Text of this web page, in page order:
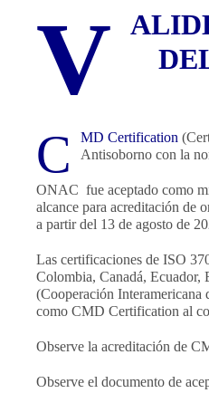
V
C MD Certification
Antisoborno con la
ONAC fue aceptado como
alcance para acreditación de
a partir del 13 de agosto de
Las certificaciones de ISO
Colombia, Canadá, Ecuador,
(Cooperación Interamericana
como CMD Certification al
Observe la acreditación de
Observe el documento de